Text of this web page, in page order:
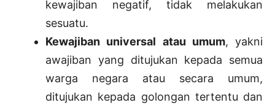
kewajiban negatif, tidak melakukan
sesuatu.
Kewajiban universal atau umum, yakni
awajiban yang ditujukan kepada semua
warga negara atau secara umum,
ditujukan kepada golongan tertentu dan